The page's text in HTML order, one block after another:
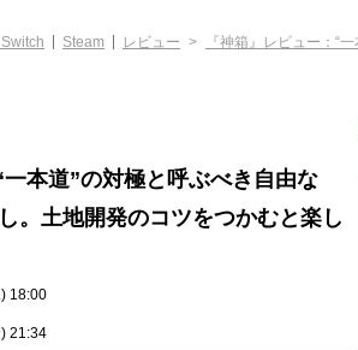
Steam レビュー
『神箱』レビュー：“
一本道”の対極と呼ぶべき自由な
。土地開発のコツをつかむと楽し
18:00
21:34